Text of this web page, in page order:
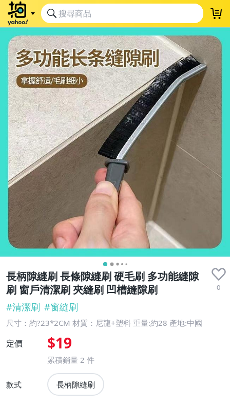
長柄隙縫刷 長條隙縫刷 硬毛刷 多功能縫隙
刷 窗戶清潔刷 夾縫刷 凹槽縫隙刷
0
#清潔刷 #窗縫刷
尺寸：約?23*2CM 材質：尼龍+塑料 重量:約28 產地:中國
定價 $19
累積銷量 2 件
款式 長柄隙縫刷